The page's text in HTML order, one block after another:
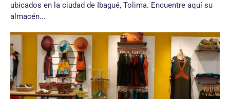
ubicados en la ciudad de Ibagué, Tolima. Encuentre aquí su
almacén...